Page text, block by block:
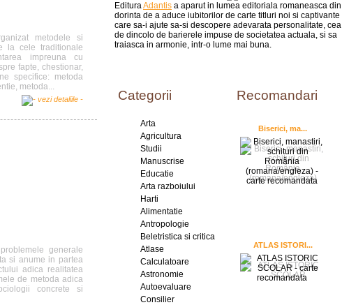
metodele si
la cele traditionale
impreuna cu
fapte, chestionar,
specifice: metoda
metoda...
generale
si anume in partea
adica realitatea
de metoda adica
concrete si
EdituraAdantis a aparut in lumea editoriala romaneasca din
dorinta de a aduce iubitorilor de carte titluri noi si captivante
care sa-i ajute sa-si descopere adevarata personalitate, cea
de dincolo de barierele impuse de societatea actuala, si sa
traiasca in armonie, intr-o lume mai buna.
Categorii
Arta
Agricultura
Studii
Manuscrise
Educatie
Arta razboiului
Harti
Alimentatie
Antropologie
Beletristica si critica
Atlase
Calculatoare
Astronomie
Autoevaluare
Consilier
Recomandari
Biserici, ma...
ATLAS ISTORI...